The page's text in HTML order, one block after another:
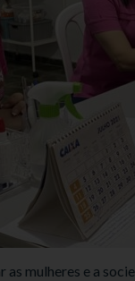
as mulheres e a